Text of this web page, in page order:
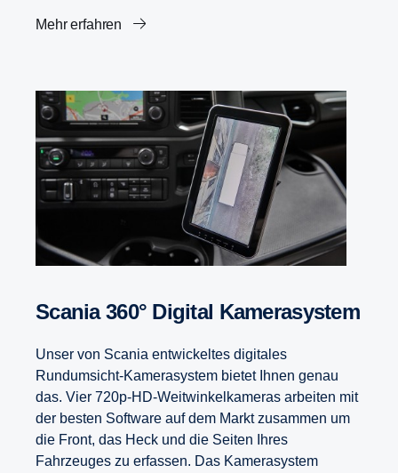
Mehr erfahren
Scania 360° Digital Kamerasystem
Unser von Scania entwickeltes digitales
Rundumsicht-Kamerasystem bietet Ihnen genau
das. Vier 720p-HD-Weitwinkelkameras arbeiten mit
der besten Software auf dem Markt zusammen um
die Front, das Heck und die Seiten Ihres
Fahrzeuges zu erfassen. Das Kamerasystem